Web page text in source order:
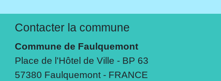
Contacter la commune
Commune de Faulquemont
Place de l'Hôtel de Ville - BP 63
57380 Faulquemont - FRANCE